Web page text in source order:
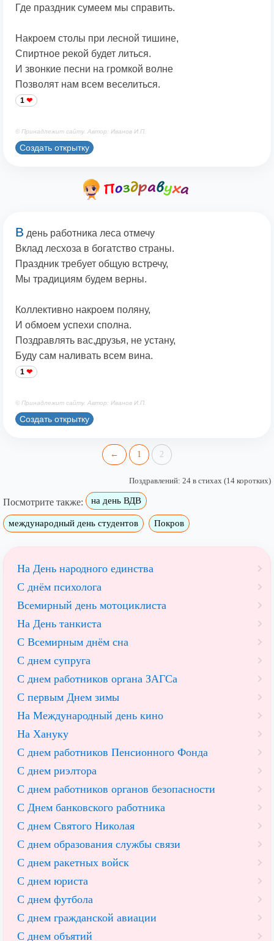
Где праздник сумеем мы справить.
Накроем столы при лесной тишине,
Спиртное рекой будет литься.
И звонкие песни на громкой волне
Позволят нам всем веселиться.
1
© Принадлежит сайту. Автор: Иванов И.П.
Создать открытку
В день работника леса отмечу
Вклад лесхоза в богатство страны.
Праздник требует общую встречу,
Мы традициям будем верны.
Коллективно накроем поляну,
И обмоем успехи сполна.
Поздравлять вас,друзья, не устану,
Буду сам наливать всем вина.
1
© Принадлежит сайту. Автор: Иванов И.П.
Создать открытку
← 1 2
Поздравлений: 24 в стихах (14 коротких)
Посмотрите также: на день ВДВ
международный день студентов Покров
На День народного единства
С днём психолога
Всемирный день мотоциклиста
На День танкиста
С Всемирным днём сна
С днем супруга
С днем работников органа ЗАГСа
С первым Днем зимы
На Международный день кино
На Хануку
С днем работников Пенсионного Фонда
С днем риэлтора
С днем работников органов безопасности
С Днем банковского работника
С днем Святого Николая
С днем образования службы связи
С днем ракетных войск
С днем юриста
С днем футбола
С днем гражданской авиации
С днем объятий